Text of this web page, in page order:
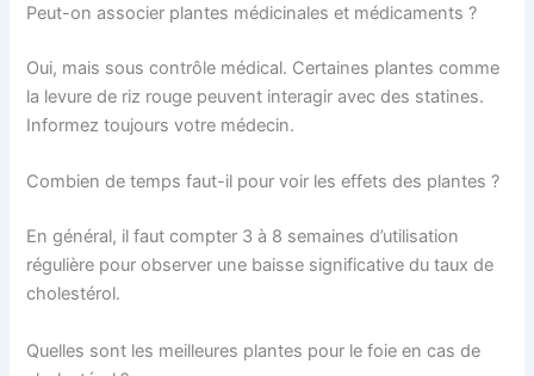
Peut-on associer plantes médicinales et médicaments ?
Oui, mais sous contrôle médical. Certaines plantes comme
la levure de riz rouge peuvent interagir avec des statines.
Informez toujours votre médecin.
Combien de temps faut-il pour voir les effets des plantes ?
En général, il faut compter 3 à 8 semaines d’utilisation
régulière pour observer une baisse significative du taux de
cholestérol.
Quelles sont les meilleures plantes pour le foie en cas de